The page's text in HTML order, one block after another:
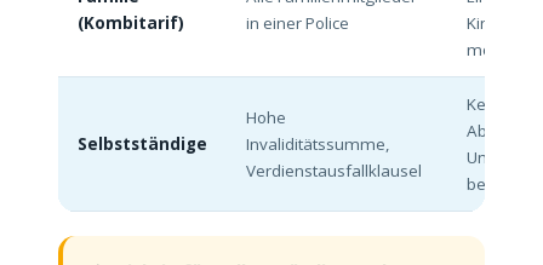
(Kombitarif)
in einer Police
Kinder
möglich
Selbstständige
Hohe
Invaliditätssumme,
Verdienstausfallklausel
Keine BG-